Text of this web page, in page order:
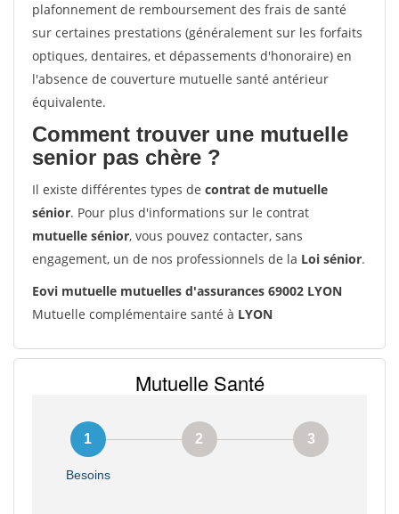
plafonnement de remboursement des frais de santé
sur certaines prestations (généralement sur les forfaits
optiques, dentaires, et dépassements d'honoraire) en
l'absence de couverture mutuelle santé antérieur
équivalente.
Comment trouver une mutuelle
senior pas chère ?
Il existe différentes types de contrat de mutuelle
sénior. Pour plus d'informations sur le contrat
mutuelle sénior, vous pouvez contacter, sans
engagement, un de nos professionnels de la Loi sénior.
Eovi mutuelle mutuelles d'assurances 69002 LYON
Mutuelle complémentaire santé à LYON